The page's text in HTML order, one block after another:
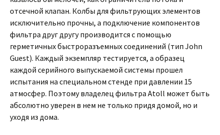
отсечной клапан. Колбы для фильтрующих элементов
исключительно прочны, а подключение компонентов
фильтра друг другу производится с помощью
герметичных быстроразъемных соединений (тип John
Guest). Каждый экземпляр тестируется, а образец
каждой серийного выпускаемой системы прошел
испытания на специальном стенде при давлении 15
атмосфер. Поэтому владелец фильтра Atoll может быть
абсолютно уверен в нем не только придя домой, но и
уходя из дома.